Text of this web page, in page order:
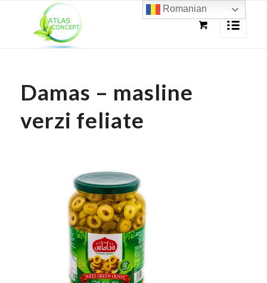
Damas – masline
verzi feliate
Romanian